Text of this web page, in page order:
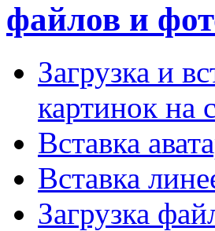
файлов и
Загрузка и
картинок на
Вставка
Вставка
Загрузка